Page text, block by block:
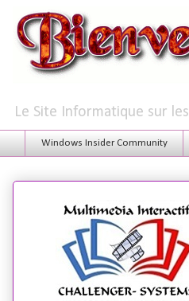
Le Site Informatique sur
Windows Insider Community